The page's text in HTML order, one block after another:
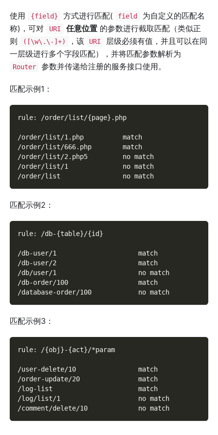
使用 {field} 方式进行匹配( field
为自定义的匹配名
称)，可对
URI 任意位置的参数进行截取匹配（类似正
则
([\w\.\-]+) ，该 URI
层级必须有值，并且可以在同
一层级进行多个字段匹配），并将匹配参数解析为
Router 参数并传递给注册的服务接口使用。
匹配示例1：
rule: /order/list/{page}.php
/order/list/1.php          match
/order/list/666.php        match
/order/list/2.php5         no match
/order/list/1              no match
/order/list                no match
匹配示例2：
rule: /db-{table}/{id}
/db-user/1                     match
/db-user/2                     match
/db/user/1                     no match
/db-order/100                  match
/database-order/100            no match
匹配示例3：
rule: /{obj}-{act}/*param
/user-delete/10                match
/order-update/20               match
/log-list                      match
/log/list/1                    no match
/comment/delete/10             no match